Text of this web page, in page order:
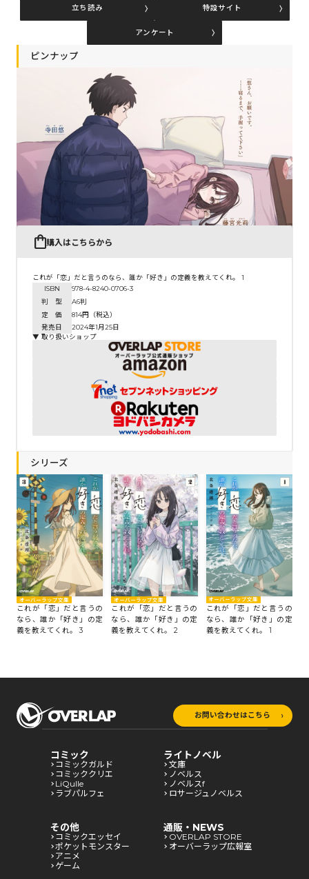
閉じる
立ち読み 特設サイト
アンケート
ピンナップ
購入はこちらから
これが「恋」だと言うのなら、誰か「好き」の定義を教えてくれ。 1
ISBN
978-4-8240-0706-3
判 型
A6判
定 価
814円（税込）
発売日
2024年1月25日
▼ 取り扱いショップ
シリーズ
オーバーラップ文庫
これが「恋」だと言うの
なら、誰か「好き」の定
義を教えてくれ。 3
オーバーラップ文庫
これが「恋」だと言うの
なら、誰か「好き」の定
義を教えてくれ。 2
オーバーラップ文庫
これが「恋」だと言うの
なら、誰か「好き」の定
義を教えてくれ。 1
お問い合わせはこちら
コミック
コミックガルド
コミッククリエ
LiQulle
ラブパルフェ
ライトノベル
文庫
ノベルス
ノベルスf
ロサージュノベルス
その他
コミックエッセイ
ポケットモンスター
アニメ
ゲーム
通販・NEWS
OVERLAP STORE
オーバーラップ広報室